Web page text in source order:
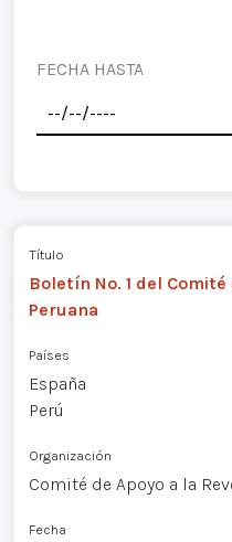
FECHA HASTA
Título
Boletín No. 1 del
Peruana
Países
España
Perú
Organización
Comité de Apoyo a la
Fecha